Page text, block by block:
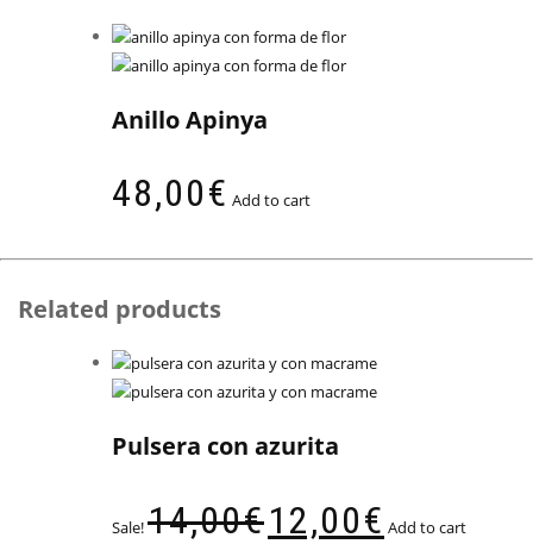
Anillo Apinya
48,00€ Add to cart
Related products
Pulsera con azurita
Sale!14,00€12,00€ Add to cart